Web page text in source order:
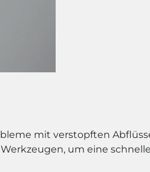
mit verstopften
um eine